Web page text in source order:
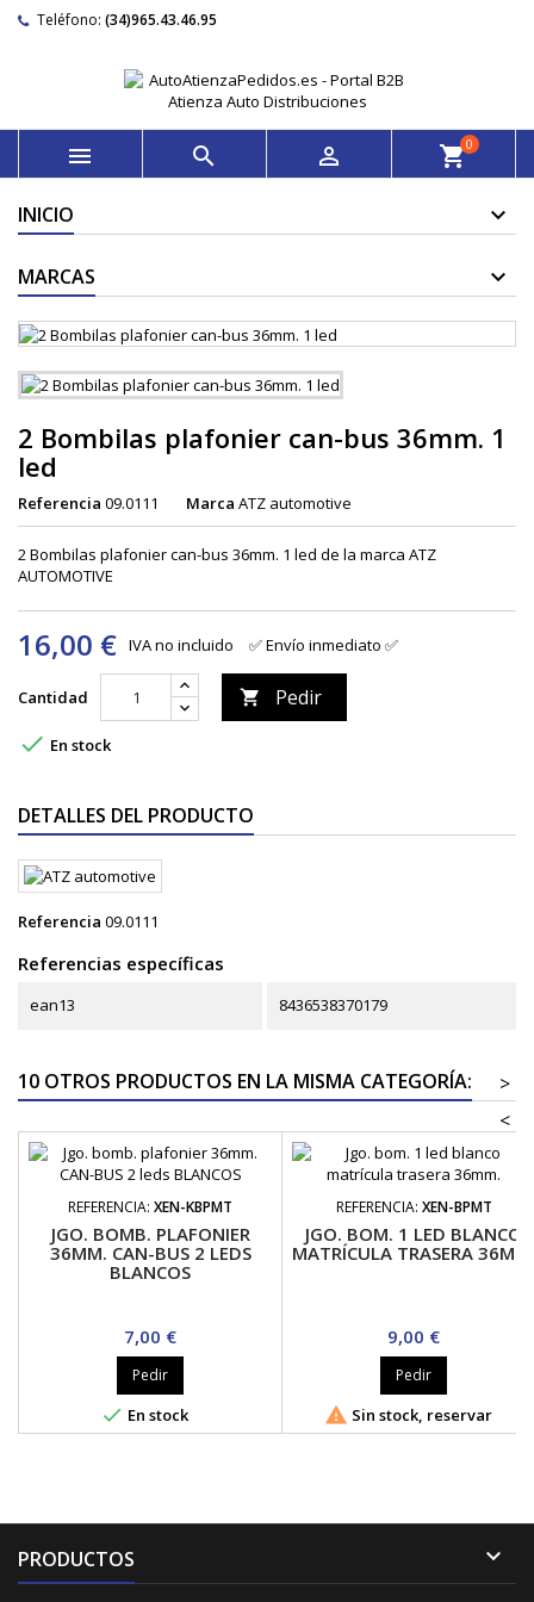
Teléfono: (34)965.43.46.95
   shopping_cart0
INICIO
MARCAS
2 Bombilas plafonier can-bus 36mm. 1
led
Referencia 09.0111 Marca ATZ automotive
2 Bombilas plafonier can-bus 36mm. 1 led de la marca ATZ
AUTOMOTIVE
16,00 € IVA no incluido ✅ Envío inmediato ✅
Cantidad  Pedir
 En stock
DETALLES DEL PRODUCTO
Referencia 09.0111
Referencias específicas
ean13 8436538370179
10 OTROS PRODUCTOS EN LA MISMA CATEGORÍA:
>
<
REFERENCIA: XEN-KBPMT
JGO. BOMB. PLAFONIER
36MM. CAN-BUS 2 LEDS
BLANCOS
Precio
7,00 €
Pedir
 En stock
REFERENCIA: XEN-BPMT
JGO. BOM. 1 LED BLANCO
MATRÍCULA TRASERA 36MM.
Precio
9,00 €
Pedir
 Sin stock, reservar
PRODUCTOS 